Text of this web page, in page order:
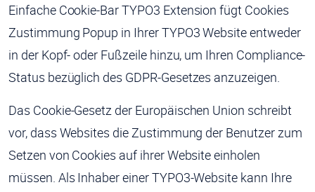
Einfache Cookie-Bar TYPO3 Extension fügt Cookies
Zustimmung Popup in Ihrer TYPO3 Website entweder
in der Kopf- oder Fußzeile hinzu, um Ihren Compliance-
Status bezüglich des GDPR-Gesetzes anzuzeigen.
Das Cookie-Gesetz der Europäischen Union schreibt
vor, dass Websites die Zustimmung der Benutzer zum
Setzen von Cookies auf ihrer Website einholen
müssen. Als Inhaber einer TYPO3-Website kann Ihre